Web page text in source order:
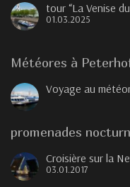
tour “La Venise
01.03.2025
Météores à
Voyage au
promenades
Croisière sur la
03.01.2017